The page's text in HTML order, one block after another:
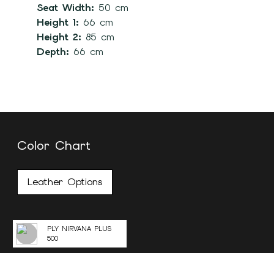
Seat Width: 50 cm
Height 1: 66 cm
Height 2: 85 cm
Depth: 66 cm
Color Chart
Leather Options
PLY NIRVANA PLUS
500